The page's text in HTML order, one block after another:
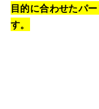
目的に合わせたパ
す。